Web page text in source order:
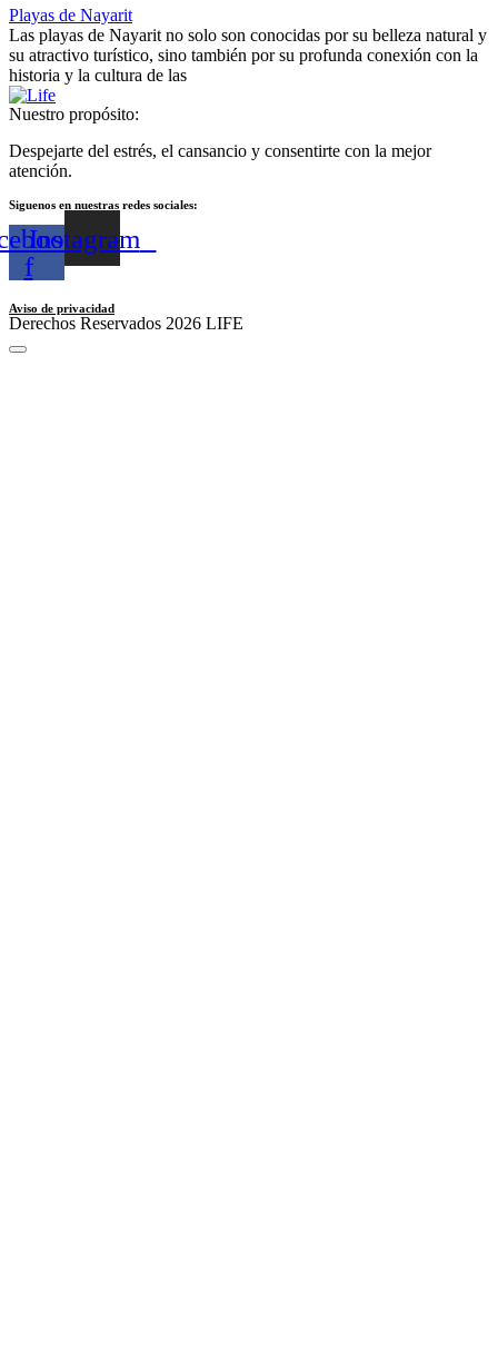
Playas de Nayarit
Las playas de Nayarit no solo son conocidas por su belleza natural y
su atractivo turístico, sino también por su profunda conexión con la
historia y la cultura de las
Nuestro propósito:
Despejarte del estrés, el cansancio y consentirte con la mejor
atención.
Siguenos en nuestras redes sociales:
f
Instagram
Aviso de privacidad
Derechos Reservados 2026 LIFE